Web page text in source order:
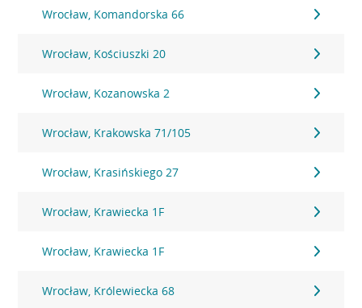
Wrocław, Komandorska 66
Wrocław, Kościuszki 20
Wrocław, Kozanowska 2
Wrocław, Krakowska 71/105
Wrocław, Krasińskiego 27
Wrocław, Krawiecka 1F
Wrocław, Krawiecka 1F
Wrocław, Królewiecka 68